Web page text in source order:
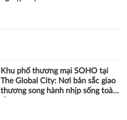
Khu phố thương mại SOHO tại
The Global City: Nơi bản sắc giao
thương song hành nhịp sống toàn